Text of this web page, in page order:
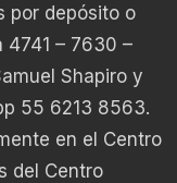
por depósito o
– 7630 –
Shapiro y
55 6213 8563.
en el Centro
del Centro